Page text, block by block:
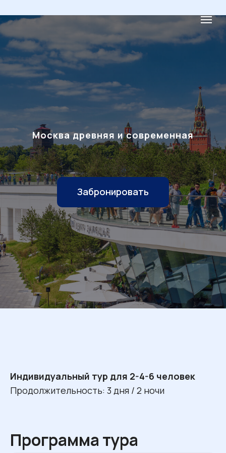
Москва древняя и современная
Забронировать
Индивидуальный тур для 2-4-6 человек
Продолжительность: 3 дня / 2 ночи
Программа тура